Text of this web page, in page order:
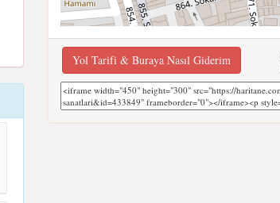
Yol Tarifi & Buraya Nasıl Giderim